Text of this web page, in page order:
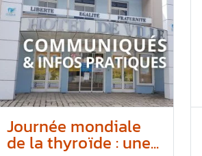
Journée mondiale
de la thyroïde : une...